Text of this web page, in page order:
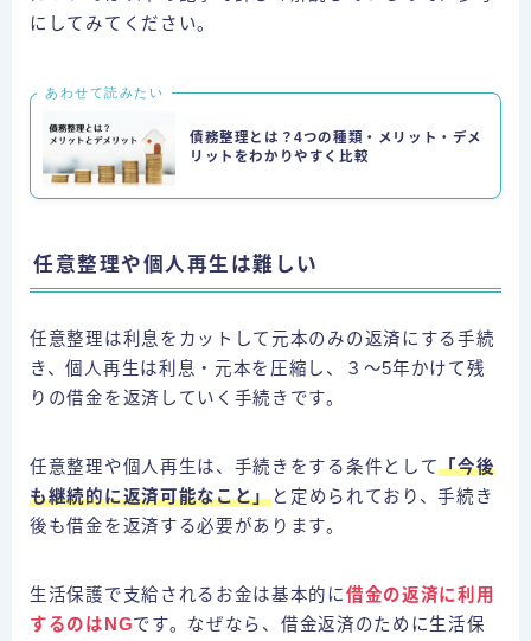
にしてみてください。
あわせて読みたい
債務整理とは？4つの種類・メリット・デメ
リットをわかりやすく比較
任意整理や個人再生は難しい
任意整理は利息をカットして元本のみの返済にする手続
き、個人再生は利息・元本を圧縮し、３〜5年かけて残
りの借金を返済していく手続きです。
任意整理や個人再生は、手続きをする条件として「今後
も継続的に返済可能なこと」と定められており、手続き
後も借金を返済する必要があります。
生活保護で支給されるお金は基本的に借金の返済に利用
するのはNGです。なぜなら、借金返済のために生活保